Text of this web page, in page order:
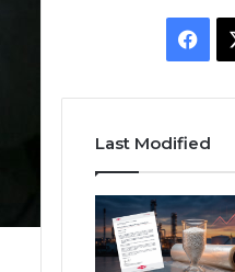
Last Modified